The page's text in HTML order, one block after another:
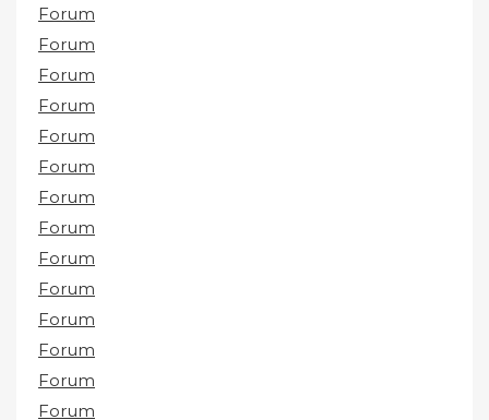
Forum
Forum
Forum
Forum
Forum
Forum
Forum
Forum
Forum
Forum
Forum
Forum
Forum
Forum